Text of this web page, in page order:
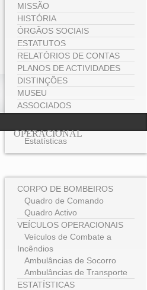
MISSÃO
HISTÓRIA
ÓRGÃOS SOCIAIS
ESTATUTOS
RELATÓRIOS DE CONTAS
PLANOS DE ACTIVIDADES
DISTINÇÕES
MUSEU
ASSOCIADOS
Benefícios
Estatísticas
OPERACIONAL
CORPO DE BOMBEIROS
Quadro de Comando
Quadro Activo
VEÍCULOS OPERACIONAIS
Veículos de Combate a
Incêndios
Ambulâncias de Socorro
Ambulâncias de Transporte
ESTATÍSTICAS